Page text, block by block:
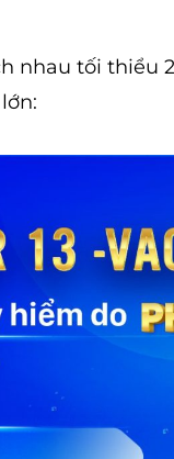
nhau tối thiểu